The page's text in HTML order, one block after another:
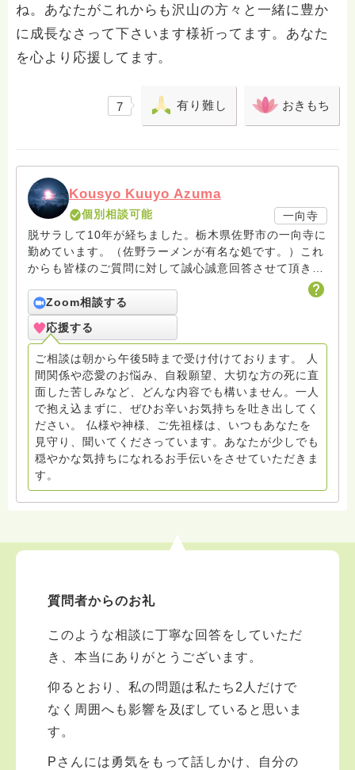
ね。あなたがこれからも沢山の方々と一緒に豊か
に成長なさって下さいます様祈ってます。あなた
を心より応援してます。
7 有り難し おきもち
Kousyo Kuuyo Azuma
個別相談可能
一向寺
脱サラして10年が経ちました。栃木県佐野市の一向寺に
勤めています。（佐野ラーメンが有名な処です。）これ
からも皆様のご質問に対して誠心誠意回答させて頂きた
いと存じます。まだまだ修行中の身ですので至らぬ点あ
ろうかとは存じますが共に精進して参りましょうね。お
寺にもお気軽に遊びに来てください。
Zoom相談する
応援する
ご相談は朝から午後5時まで受け付けております。 人
間関係や恋愛のお悩み、自殺願望、大切な方の死に直
面した苦しみなど、どんな内容でも構いません。一人
で抱え込まずに、ぜひお辛いお気持ちを吐き出してく
ださい。 仏様や神様、ご先祖様は、いつもあなたを
見守り、聞いてくださっています。あなたが少しでも
穏やかな気持ちになれるお手伝いをさせていただきま
す。
質問者からのお礼
このような相談に丁寧な回答をしていただ
き、本当にありがとうございます。
仰るとおり、私の問題は私たち2人だけで
なく周囲へも影響を及ぼしていると思いま
す。
Pさんには勇気をもって話しかけ、自分の